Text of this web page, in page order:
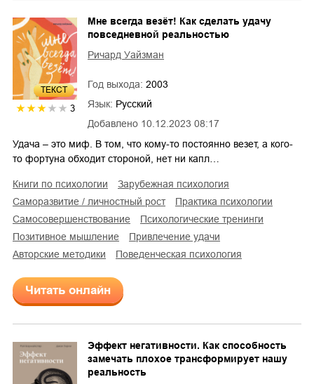
ТЕКСТ
3
Добавлено 10.12.2023 08:17
Мне всегда везёт! Как сделать удачу
повседневной реальностью
Ричард Уайзман
Год выхода: 2003
Язык: Русский
Удача – это миф. В том, что кому-то постоянно везет, а кого-
то фортуна обходит стороной, нет ни капл…
книги по психологии
зарубежная психология
саморазвитие / личностный рост
практика психологии
самосовершенствование
психологические тренинги
позитивное мышление
привлечение удачи
авторские методики
поведенческая психология
Читать онлайн
Эффект негативности. Как способность
замечать плохое трансформирует нашу
реальность